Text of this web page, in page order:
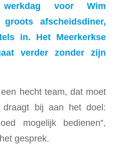
voor Wim
afscheidsdiner,
in. Het Meerkerkse
verder zonder zijn
hecht team, dat moet
draagt bij aan het doel:
mogelijk bedienen”,
gesprek.